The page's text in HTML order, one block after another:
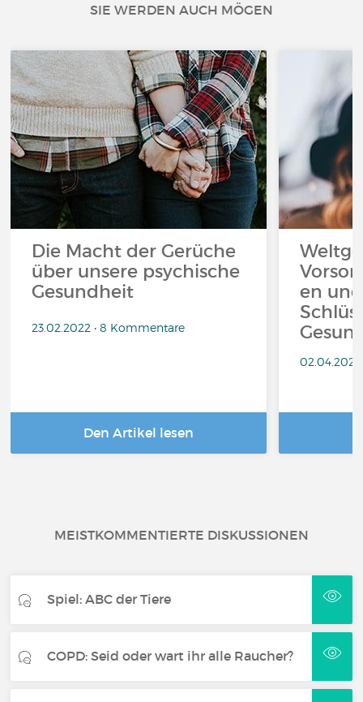
SIE WERDEN AUCH MÖGEN
Die Macht der Gerüche
über unsere psychische
Gesundheit
23.02.2022 • 8 Kommentare
Den Artikel lesen
en
MEISTKOMMENTIERTE DISKUSSIONEN
Spiel: ABC der Tiere
COPD: Seid oder wart ihr alle Raucher?